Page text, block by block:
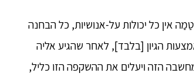
אין כל יכולות על-אנושיות, כל הבחנה
הגיון [בלבד], לאחר שהגיע אליה
הזה ויעלים את ההשקפה הזו כליל,